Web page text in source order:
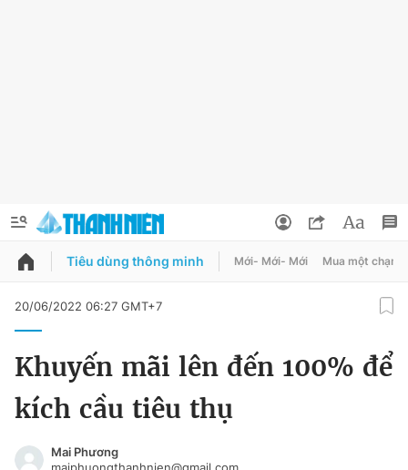
QUẢNG CÁO ĐẶT BÁO
Chuyên mục
Đổi mật khẩu
Tin đã lưu
Tin đã xem
Tiêu dùng thông minh Mới- Mới- Mới Mua một chạm
20/06/2022 06:27 GMT+7
Khuyến mãi lên đến 100% để
kích cầu tiêu thụ
Mai Phương